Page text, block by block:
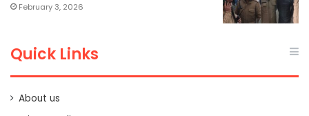
February 3, 2026
Quick Links
About us